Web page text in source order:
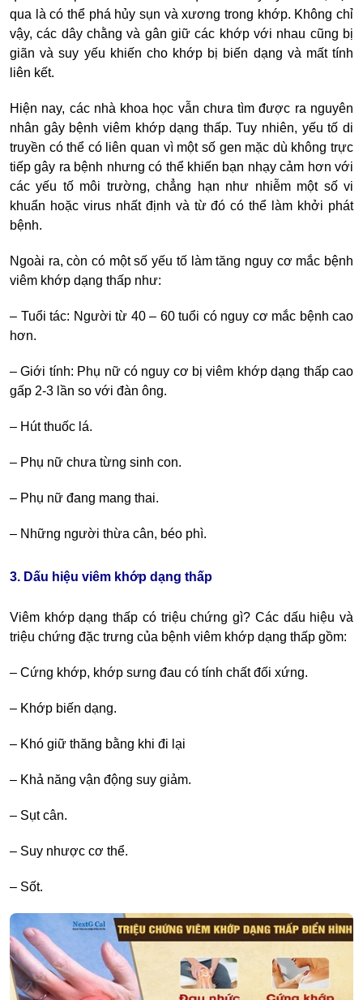
qua là có thể phá hủy sụn và xương trong khớp. Không chỉ
vậy, các dây chằng và gân giữ các khớp với nhau cũng bị
giãn và suy yếu khiến cho khớp bị biến dạng và mất tính
liên kết.
Hiện nay, các nhà khoa học vẫn chưa tìm được ra nguyên
nhân gây bệnh viêm khớp dạng thấp. Tuy nhiên, yếu tố di
truyền có thể có liên quan vì một số gen mặc dù không trực
tiếp gây ra bệnh nhưng có thể khiến bạn nhạy cảm hơn với
các yếu tố môi trường, chẳng hạn như nhiễm một số vi
khuẩn hoặc virus nhất định và từ đó có thể làm khởi phát
bệnh.
Ngoài ra, còn có một số yếu tố làm tăng nguy cơ mắc bệnh
viêm khớp dạng thấp như:
– Tuổi tác: Người từ 40 – 60 tuổi có nguy cơ mắc bệnh cao
hơn.
– Giới tính: Phụ nữ có nguy cơ bị viêm khớp dạng thấp cao
gấp 2-3 lần so với đàn ông.
– Hút thuốc lá.
– Phụ nữ chưa từng sinh con.
– Phụ nữ đang mang thai.
– Những người thừa cân, béo phì.
3. Dấu hiệu viêm khớp dạng thấp
Viêm khớp dạng thấp có triệu chứng gì? Các dấu hiệu và
triệu chứng đặc trưng của bệnh viêm khớp dạng thấp gồm:
– Cứng khớp, khớp sưng đau có tính chất đối xứng.
– Khớp biến dạng.
– Khó giữ thăng bằng khi đi lại
– Khả năng vận động suy giảm.
– Sụt cân.
– Suy nhược cơ thể.
– Sốt.